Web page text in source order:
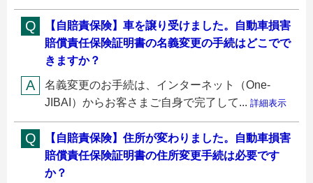
【自賠責保険】車を譲り受けました。自動車損害
賠償責任保険証明書の名義変更の手続はどこでで
きますか？
名義変更のお手続は、インターネット（One-
JIBAI）からお客さまご自身で完了して... 詳細表示
【自賠責保険】住所が変わりました。自動車損害
賠償責任保険証明書の住所変更手続は必要です
か？